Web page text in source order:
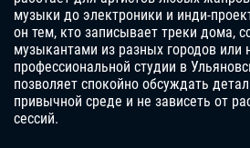
музыки до электроники и инди-
он тем, кто записывает треки дома,
музыкантами из разных городов или
профессиональной студии в
позволяет спокойно обсуждать
привычной среде и не зависеть от
сессий.